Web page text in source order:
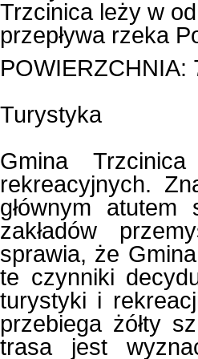
Trzcinica leży w
przepływa rzeka
POWIERZCHNIA:
Turystyka
Gmina
rekreacyjnych.
głównym
zakładów
sprawia, że
te czynniki
turystyki i
przebiega żółty
trasa jest